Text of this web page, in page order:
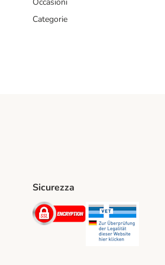
Categorie
Sicurezza
Security